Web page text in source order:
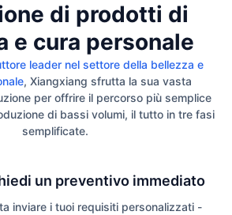
di prodotti di
e cura personale
leader nel settore della bellezza e
, Xiangxiang sfrutta la sua vasta
per offrire il percorso più semplice
di bassi volumi, il tutto in tre fasi
semplificate.
un preventivo immediato
inviare i tuoi requisiti personalizzati -